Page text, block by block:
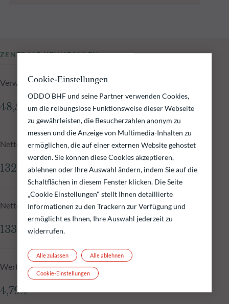
ZENTRALE KENNZAHLEN
Verwaltetes Fondsvolumen zum 06.08.2026
48,52 Mio.€
Nettoinventarwert zum 06.08.2026
132,55 €
Nettoinventarwert N-1
133,44 €
Wertentwicklung seit Auflegung, annualisiert
4,79%
Cookie-Einstellungen
ODDO BHF und seine Partner verwenden Cookies,
um die reibungslose Funktionsweise dieser Webseite
zu gewährleisten, die Besucherzahlen anonym zu
messen und die Anzeige von Multimedia-Inhalten zu
ermöglichen, die auf einer externen Website gehostet
werden. Sie können diese Cookies akzeptieren,
ablehnen oder Ihre Auswahl ändern, indem Sie auf die
Schaltflächen in diesem Fenster klicken. Die Seite
„Cookie Einstellungen" stellt Ihnen detaillierte
Informationen zu den Trackern zur Verfügung und
ermöglicht es Ihnen, Ihre Auswahl jederzeit zu
widerrufen.
Alle ablehnen
Alle zulassen
Cookie-Einstellungen